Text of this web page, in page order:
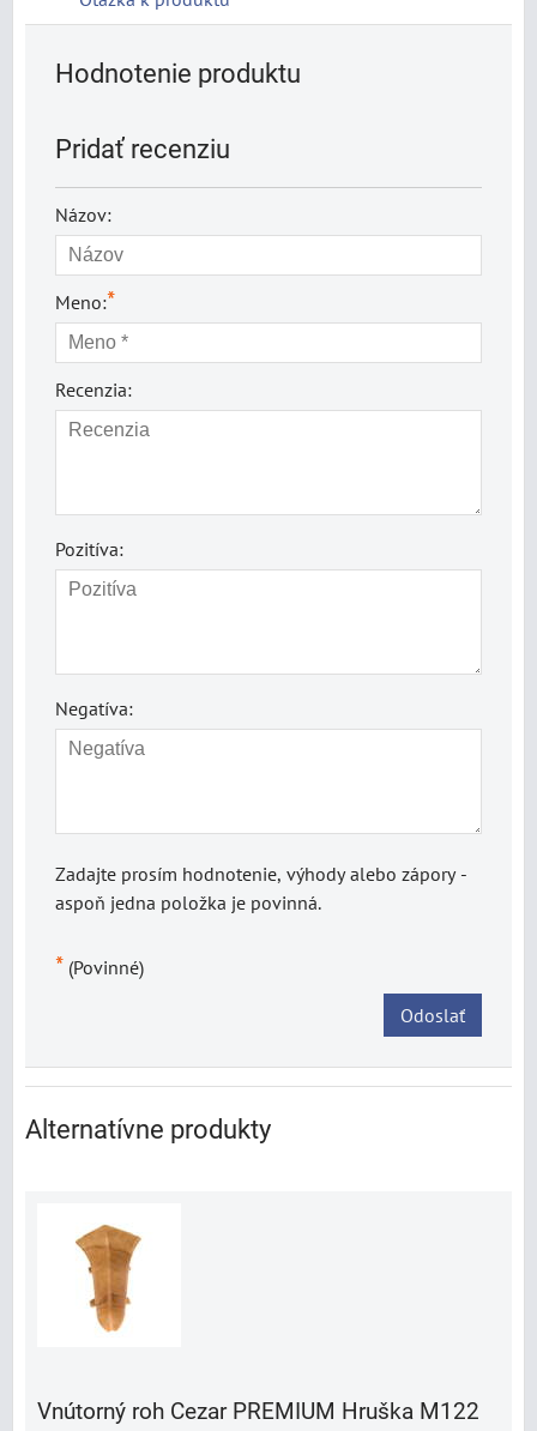
Hodnotenie produktu
Pridať recenziu
Názov:
Meno:*
Recenzia:
Pozitíva:
Negatíva:
Zadajte prosím hodnotenie, výhody alebo zápory -
aspoň jedna položka je povinná.
* (Povinné)
Odoslať
Alternatívne produkty
Vnútorný roh Cezar PREMIUM Hruška M122